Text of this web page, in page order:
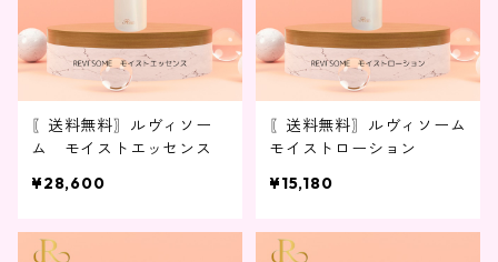
〖送料無料〗ルヴィソー
ム モイストエッセンス
¥28,600
〖送料無料〗ルヴィソーム
モイストローション
¥15,180